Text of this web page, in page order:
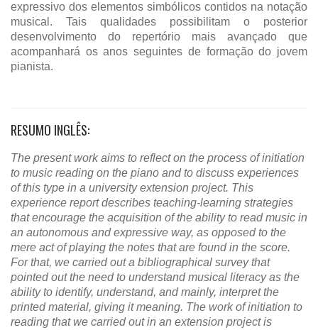
expressivo dos elementos simbólicos contidos na notação
musical. Tais qualidades possibilitam o posterior
desenvolvimento do repertório mais avançado que
acompanhará os anos seguintes de formação do jovem
pianista.
RESUMO INGLÊS:
The present work aims to reflect on the process of initiation
to music reading on the piano and to discuss experiences
of this type in a university extension project. This
experience report describes teaching-learning strategies
that encourage the acquisition of the ability to read music in
an autonomous and expressive way, as opposed to the
mere act of playing the notes that are found in the score.
For that, we carried out a bibliographical survey that
pointed out the need to understand musical literacy as the
ability to identify, understand, and mainly, interpret the
printed material, giving it meaning. The work of initiation to
reading that we carried out in an extension project is